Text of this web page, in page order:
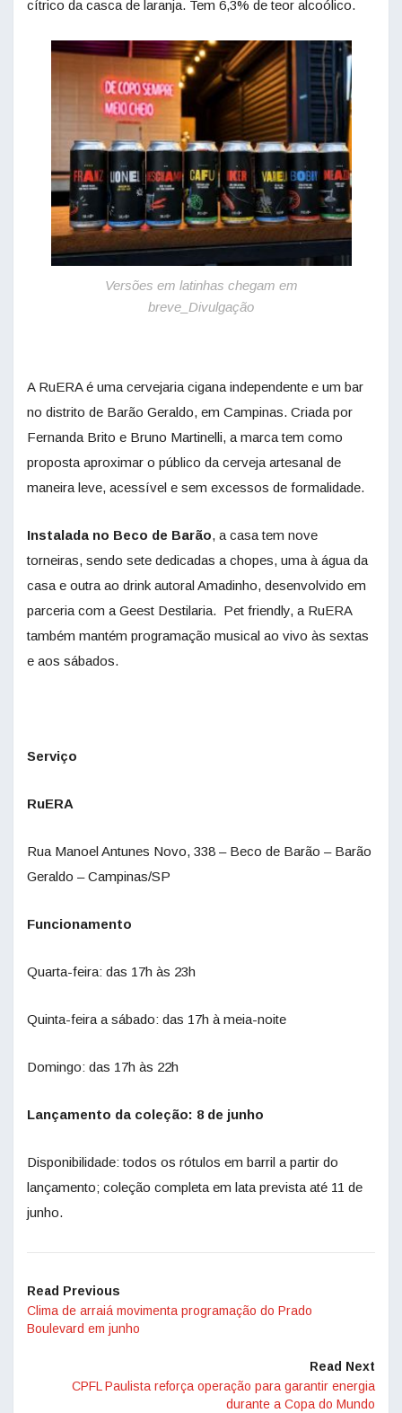
cítrico da casca de laranja. Tem 6,3% de teor alcoólico.
Versões em latinhas chegam em
breve_Divulgação
A RuERA é uma cervejaria cigana independente e um bar
no distrito de Barão Geraldo, em Campinas. Criada por
Fernanda Brito e Bruno Martinelli, a marca tem como
proposta aproximar o público da cerveja artesanal de
maneira leve, acessível e sem excessos de formalidade.
Instalada no Beco de Barão, a casa tem nove
torneiras, sendo sete dedicadas a chopes, uma à água da
casa e outra ao drink autoral Amadinho, desenvolvido em
parceria com a Geest Destilaria. Pet friendly, a RuERA
também mantém programação musical ao vivo às sextas
e aos sábados.
Serviço
RuERA
Rua Manoel Antunes Novo, 338 – Beco de Barão – Barão
Geraldo – Campinas/SP
Funcionamento
Quarta-feira: das 17h às 23h
Quinta-feira a sábado: das 17h à meia-noite
Domingo: das 17h às 22h
Lançamento da coleção: 8 de junho
Disponibilidade: todos os rótulos em barril a partir do
lançamento; coleção completa em lata prevista até 11 de
junho.
Read Previous
Clima de arraiá movimenta programação do Prado
Boulevard em junho
Read Next
CPFL Paulista reforça operação para garantir energia
durante a Copa do Mundo